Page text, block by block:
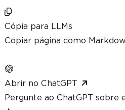
Cópia para LLMs
Copiar página como
Abrir no ChatGPT
Pergunte ao ChatGPT sobre